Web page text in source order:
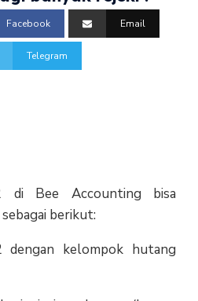
Facebook Email
Telegram
di Bee Accounting bisa
berikut:
kelompok hutang